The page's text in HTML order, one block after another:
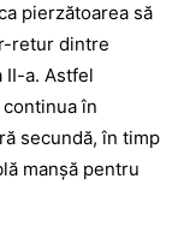
pierzătoarea să
retur dintre
II-a. Astfel
în
secundă, în timp
manşă pentru